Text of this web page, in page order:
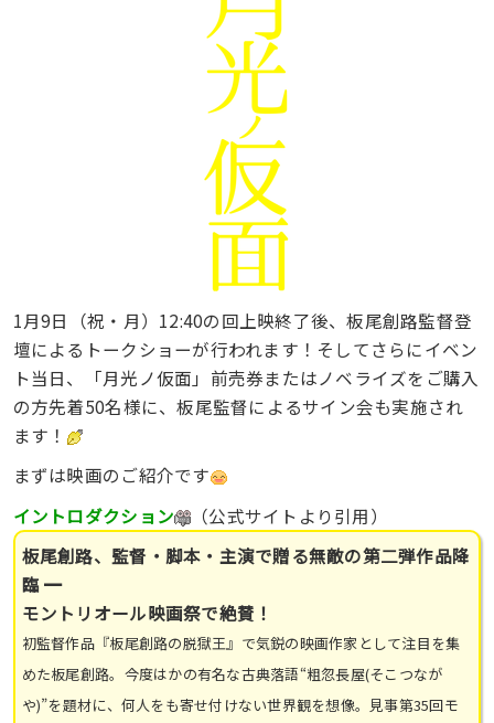
1月9日（祝・月）12:40の回上映終了後、板尾創路監督登
壇によるトークショーが行われます！そしてさらにイベン
ト当日、「月光ノ仮面」前売券またはノベライズをご購入
の方先着50名様に、板尾監督によるサイン会も実施され
ます！
まずは映画のご紹介です
イントロダクション
（公式サイトより引用）
板尾創路、監督・脚本・主演で贈る無敵の第二弾作品降
臨 ━
モントリオール映画祭で絶賛！
初監督作品『板尾創路の脱獄王』で気鋭の映画作家として注目を集
めた板尾創路。今度はかの有名な古典落語“粗忽長屋(そこつなが
や)”を題材に、何人をも寄せ付けない世界観を想像。見事第35回モ